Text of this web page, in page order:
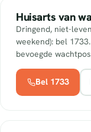
Huisarts van
Dringend, niet-
weekend): bel
bevoegde
Bel 1733